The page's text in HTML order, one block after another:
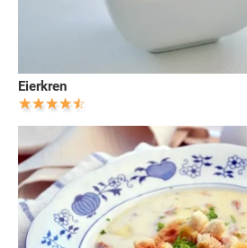
Eierkren